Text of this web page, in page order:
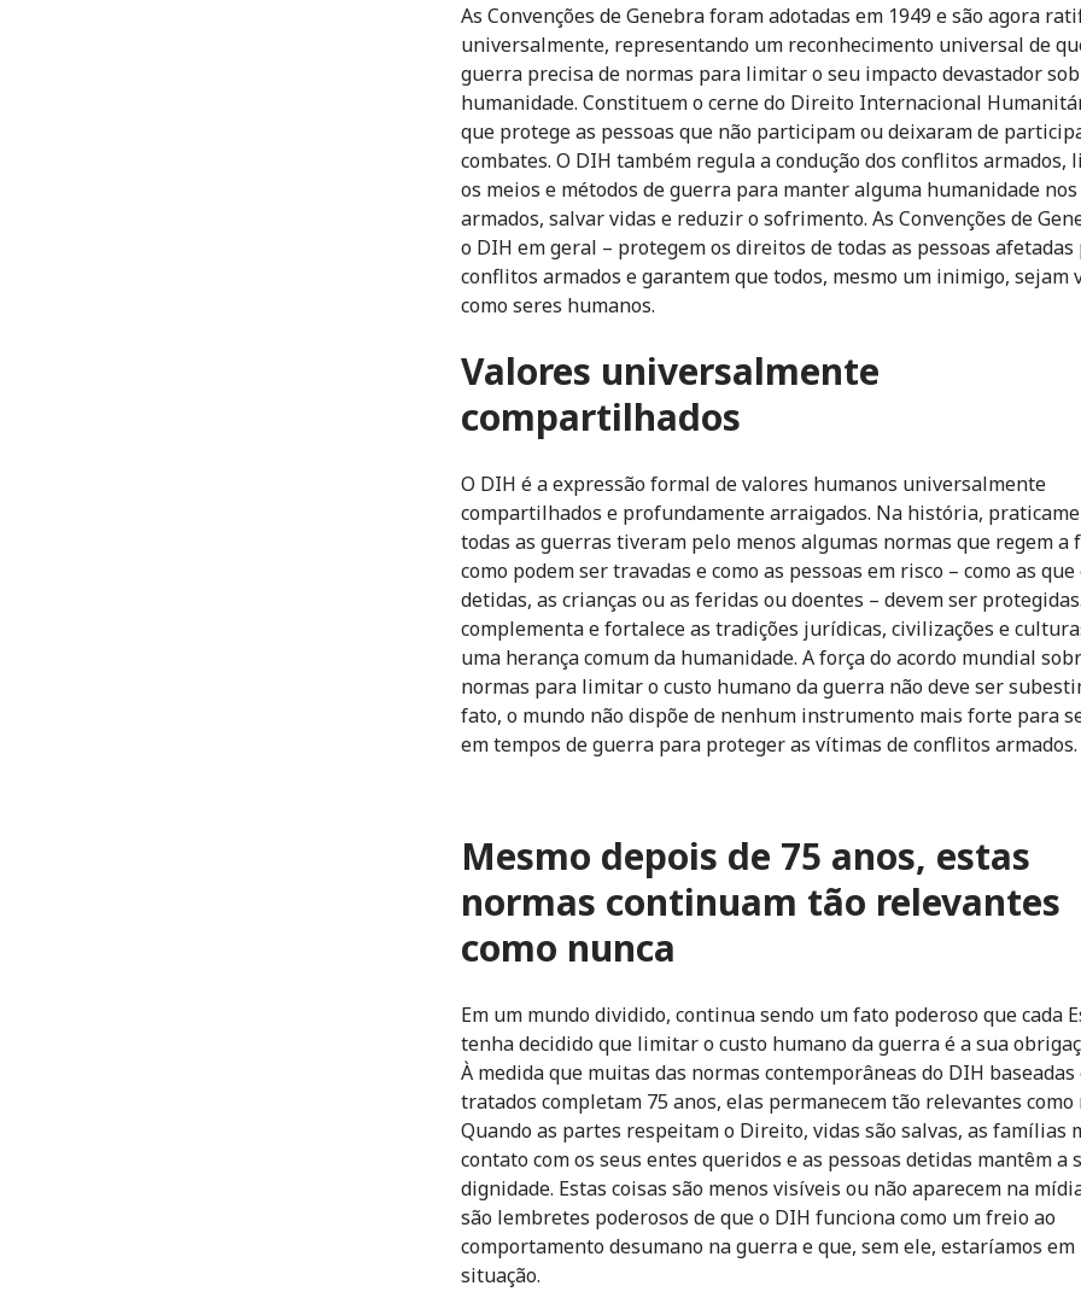
As Convenções de Genebra foram adotadas em 1949 e são agora
universalmente, representando um reconhecimento universal de
guerra precisa de normas para limitar o seu impacto devastador
humanidade. Constituem o cerne do Direito Internacional
que protege as pessoas que não participam ou deixaram de
combates. O DIH também regula a condução dos conflitos armados,
os meios e métodos de guerra para manter alguma humanidade
armados, salvar vidas e reduzir o sofrimento. As Convenções de
o DIH em geral – protegem os direitos de todas as pessoas afetadas
conflitos armados e garantem que todos, mesmo um inimigo, sejam
como seres humanos.
Valores universalmente
compartilhados
O DIH é a expressão formal de valores humanos universalmente
compartilhados e profundamente arraigados. Na história,
todas as guerras tiveram pelo menos algumas normas que regem a
como podem ser travadas e como as pessoas em risco – como as
detidas, as crianças ou as feridas ou doentes – devem ser
complementa e fortalece as tradições jurídicas, civilizações e
uma herança comum da humanidade. A força do acordo mundial
normas para limitar o custo humano da guerra não deve ser
fato, o mundo não dispõe de nenhum instrumento mais forte para
em tempos de guerra para proteger as vítimas de conflitos armados.
Mesmo depois de 75 anos, estas
normas continuam tão relevantes
como nunca
Em um mundo dividido, continua sendo um fato poderoso que cada
tenha decidido que limitar o custo humano da guerra é a sua
À medida que muitas das normas contemporâneas do DIH baseadas
tratados completam 75 anos, elas permanecem tão relevantes como
Quando as partes respeitam o Direito, vidas são salvas, as famílias
contato com os seus entes queridos e as pessoas detidas mantêm a
dignidade. Estas coisas são menos visíveis ou não aparecem na
são lembretes poderosos de que o DIH funciona como um freio ao
comportamento desumano na guerra e que, sem ele, estaríamos
situação.